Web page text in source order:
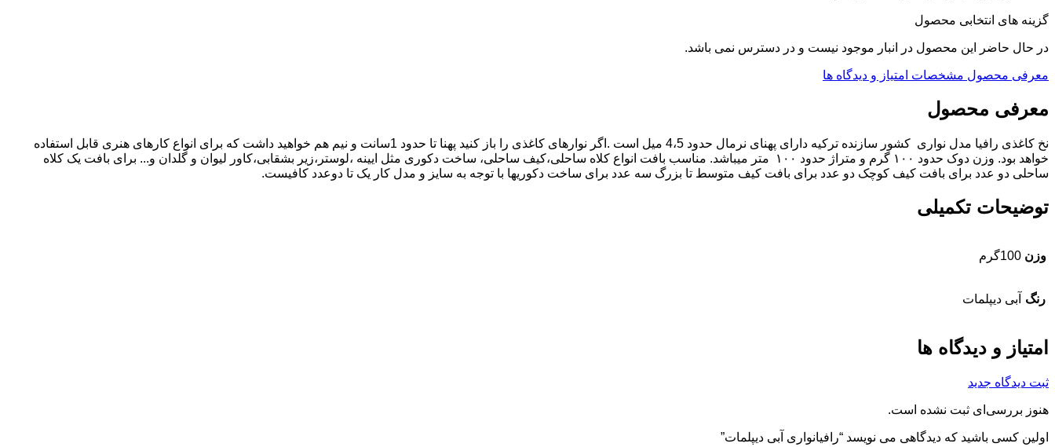
گزینه های انتخابی محصول
در حال حاضر این محصول در انبار موجود نیست و در دسترس نمی باشد.
معرفی محصول مشخصات امتیاز و دیدگاه ها
معرفی محصول
نخ کاغذی رافیا مدل نواری کشور سازنده ترکیه دارای پهنای نرمال حدود 4،5 میل است .اگر نوارهای کاغذی را باز کنید پهنا تا حدود 1سانت و نیم هم خواهید داشت که برای انواع کارهای هنری قابل استفاده
خواهد بود. وزن دوک حدود ۱۰۰ گرم و متراژ حدود ۱۰۰ متر میباشد. مناسب بافت انواع کلاه ساحلی،کیف ساحلی، ساخت دکوری مثل ایینه ،لوستر،زیر بشقابی،کاور لیوان و گلدان و... برای بافت یک کلاه
ساحلی دو عدد برای بافت کیف کوچک دو عدد برای بافت کیف متوسط تا بزرگ سه عدد برای ساخت دکوریها با توجه به سایز و مدل کار یک تا دوعدد کافیست.
توضیحات تکمیلی
وزن 100گرم
رنگ آبی دیپلمات
امتیاز و دیدگاه ها
ثبت دیدگاه جدید
هنوز بررسی‌ای ثبت نشده است.
اولین کسی باشید که دیدگاهی می نویسد “رافیانواری آبی دیپلمات”